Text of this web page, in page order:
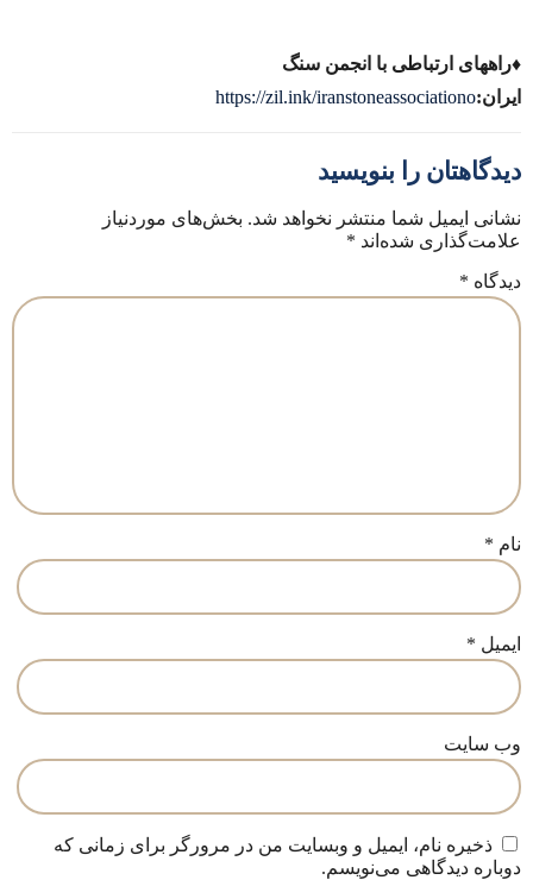
♦️راههای ارتباطی با انجمن سنگ
ایران:https://zil.ink/iranstoneassociationo
دیدگاهتان را بنویسید
نشانی ایمیل شما منتشر نخواهد شد. بخش‌های موردنیاز
علامت‌گذاری شده‌اند *
دیدگاه *
نام *
ایمیل *
وب‌ سایت
ذخیره نام، ایمیل و وبسایت من در مرورگر برای زمانی که
دوباره دیدگاهی می‌نویسم.